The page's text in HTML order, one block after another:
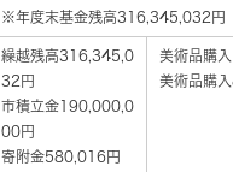
※年度末基金残高316,345,032円
繰越残高316,345,0
32円
市積立金190,000,0
00円
寄附金580,016円
美術品購
美術品購